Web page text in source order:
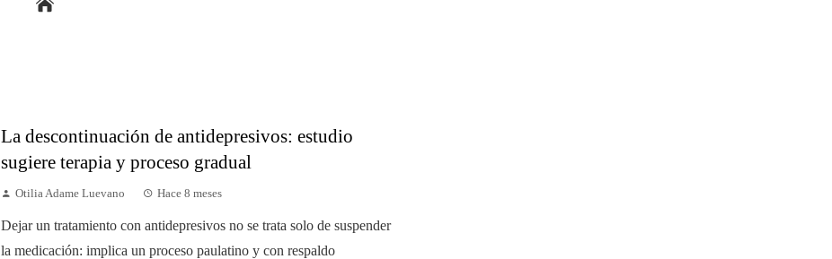
La descontinuación de antidepresivos: estudio
sugiere terapia y proceso gradual
Otilia Adame Luevano Hace 8 meses
Dejar un tratamiento con antidepresivos no se trata solo de suspender
la medicación: implica un proceso paulatino y con respaldo